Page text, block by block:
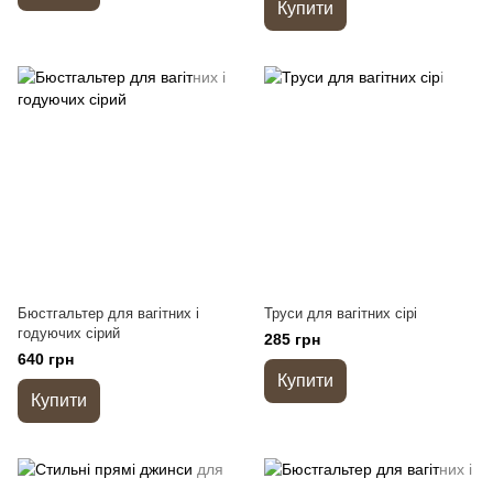
Купити
Бюстгальтер для вагітних і
годуючих сірий
640 грн
Купити
Труси для вагітних сірі
285 грн
Купити